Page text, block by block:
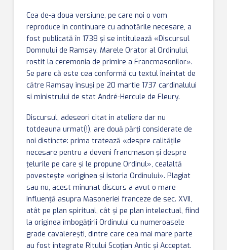
Cea de-a doua versiune, pe care noi o vom
reproduce in continuare cu adnotările necesare, a
fost publicată în 1738 și se intitulează «Discursul
Domnului de Ramsay, Marele Orator al Ordinului,
rostit la ceremonia de primire a Francmasonilor».
Se pare că este cea conformă cu textul înaintat de
către Ramsay însuşi pe 20 martie 1737 cardinalului
si ministrului de stat André-Hercule de Fleury.
Discursul, adeseori citat in ateliere dar nu
totdeauna urmat(!), are două părţi considerate de
noi distincte: prima tratează «despre calităţile
necesare pentru a deveni francmason şi despre
ţelurile pe care şi le propune Ordinul», cealaltă
povesteşte «originea şi istoria Ordinului». Plagiat
sau nu, acest minunat discurs a avut o mare
influenţă asupra Masoneriei franceze de sec. XVII,
atât pe plan spiritual, cât şi pe plan intelectual, fiind
la originea îmbogăţirii Ordinului cu numeroasele
grade cavalereşti, dintre care cea mai mare parte
au fost integrate Ritului Scoţian Antic şi Acceptat.